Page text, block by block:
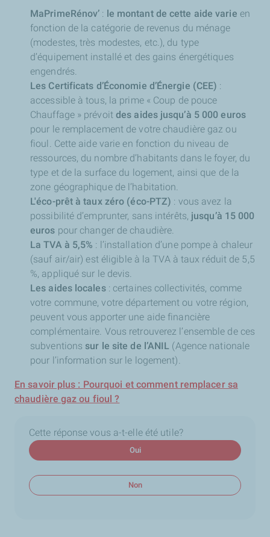
MaPrimeRénov’ : le montant de cette aide varie en
fonction de la catégorie de revenus du ménage
(modestes, très modestes, etc.), du type
d’équipement installé et des gains énergétiques
engendrés.
Les Certificats d’Économie d’Énergie (CEE) :
accessible à tous, la prime « Coup de pouce
Chauffage » prévoit des aides jusqu’à 5 000 euros
pour le remplacement de votre chaudière gaz ou
fioul. Cette aide varie en fonction du niveau de
ressources, du nombre d’habitants dans le foyer, du
type et de la surface du logement, ainsi que de la
zone géographique de l’habitation.
L'éco-prêt à taux zéro (éco-PTZ) : vous avez la
possibilité d’emprunter, sans intérêts, jusqu’à 15 000
euros pour changer de chaudière.
La TVA à 5,5% : l’installation d’une pompe à chaleur
(sauf air/air) est éligible à la TVA à taux réduit de 5,5
%, appliqué sur le devis.
Les aides locales: certaines collectivités, comme
votre commune, votre département ou votre région,
peuvent vous apporter une aide financière
complémentaire. Vous retrouverez l’ensemble de ces
subventions sur le site de l’ANIL (Agence nationale
pour l’information sur le logement).
En savoir plus : Pourquoi et comment remplacer sa
chaudière gaz ou fioul ?
Cette réponse vous a-t-elle été utile?
Oui
Non